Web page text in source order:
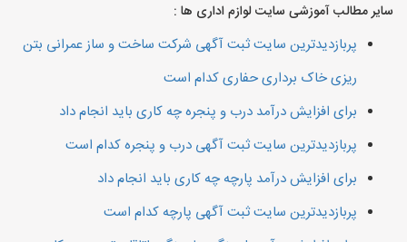
سایر مطالب آموزشی سایت لوازم اداری ها :
پربازدیدترین سایت ثبت آگهی شرکت ساخت و ساز عمرانی بتن
ریزی خاک برداری حفاری کدام است
برای افزایش درآمد درب و پنجره چه کاری باید انجام داد
پربازدیدترین سایت ثبت آگهی درب و پنجره کدام است
برای افزایش درآمد پارچه چه کاری باید انجام داد
پربازدیدترین سایت ثبت آگهی پارچه کدام است